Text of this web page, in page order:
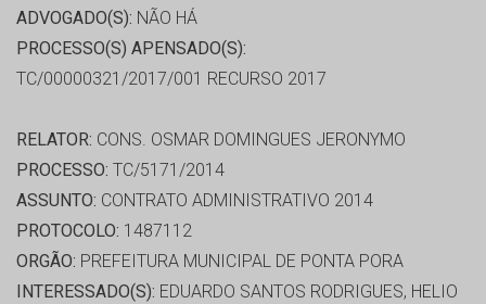
ADVOGADO(S): NÃO HÁ
PROCESSO(S) APENSADO(S):
TC/00000321/2017/001 RECURSO 2017
RELATOR: CONS. OSMAR DOMINGUES JERONYMO
PROCESSO: TC/5171/2014
ASSUNTO: CONTRATO ADMINISTRATIVO 2014
PROTOCOLO: 1487112
ORGÃO: PREFEITURA MUNICIPAL DE PONTA PORA
INTERESSADO(S): EDUARDO SANTOS RODRIGUES, HELIO